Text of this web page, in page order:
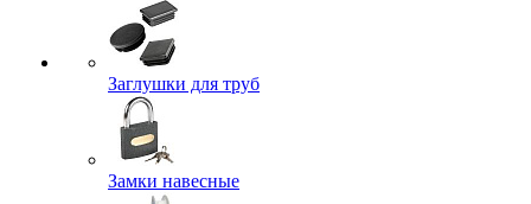
Заглушки для труб
Замки навесные